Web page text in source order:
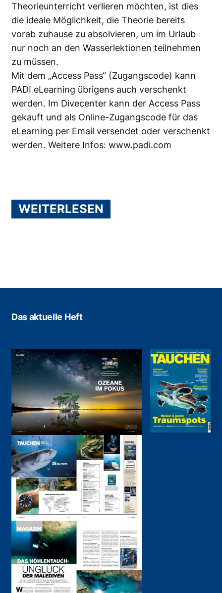
Theorieunterricht verlieren möchten, ist dies
die ideale Möglichkeit, die Theorie bereits
vorab zuhause zu absolvieren, um im Urlaub
nur noch an den Wasserlektionen teilnehmen
zu müssen.
Mit dem „Access Pass“ (Zugangscode) kann
PADI eLearning übrigens auch verschenkt
werden. Im Divecenter kann der Access Pass
gekauft und als Online-Zugangscode für das
eLearning per Email versendet oder verschenkt
werden. Weitere Infos: www.padi.com
WEITERLESEN
Das aktuelle Heft